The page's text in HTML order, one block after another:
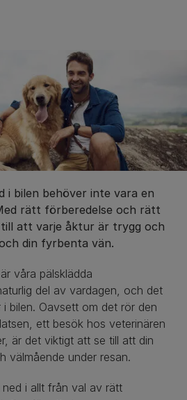
i bilen behöver inte vara en
rätt förberedelse och rätt
att varje åktur är trygg och
din fyrbenta vän.
våra pälsklädda
del av vardagen, och det
bilen. Oavsett om det rör den
ett besök hos veterinären
är det viktigt att se till att din
välmående under resan.
i allt från val av rätt